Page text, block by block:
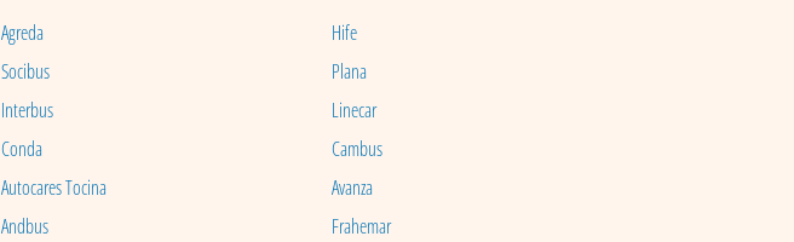
Agreda
Hife
Socibus
Plana
Interbus
Linecar
Conda
Cambus
Autocares Tocina
Avanza
Andbus
Frahemar